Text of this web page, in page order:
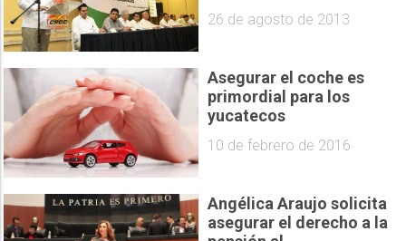
26 de agosto de 2013
Asegurar el coche es
primordial para los
yucatecos
10 de febrero de 2016
Angélica Araujo solicita
asegurar el derecho a la